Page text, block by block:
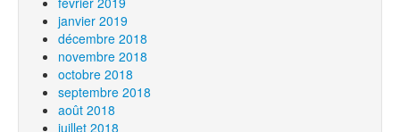
janvier 2019
décembre 2018
novembre 2018
octobre 2018
septembre 2018
août 2018
juillet 2018